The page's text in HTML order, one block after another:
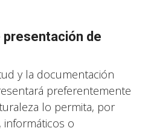
presentación de
y la documentación
preferentemente
lo permita, por
informáticos o